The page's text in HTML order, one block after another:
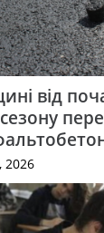
від
2026